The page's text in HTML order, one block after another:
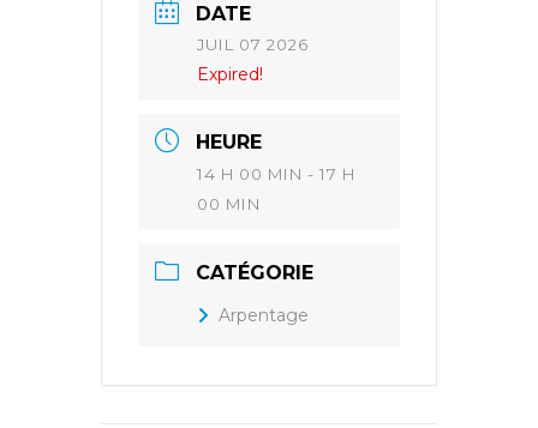
DATE
JUIL 07 2026
Expired!
HEURE
14 H 00 MIN - 17 H
00 MIN
CATÉGORIE
Arpentage